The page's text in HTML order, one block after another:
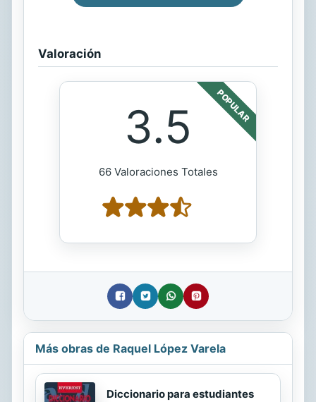
Valoración
POPULAR
3.5
66 Valoraciones Totales
Más obras de Raquel López Varela
Diccionario para estudiantes